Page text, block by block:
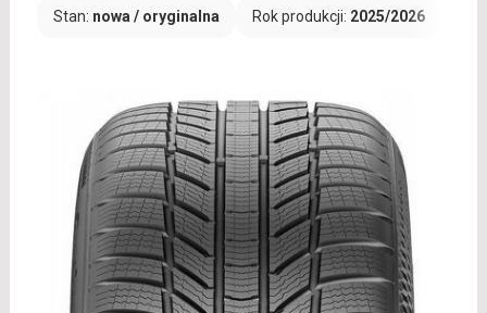
Stan: nowa / oryginalna Rok produkcji: 2025/2026